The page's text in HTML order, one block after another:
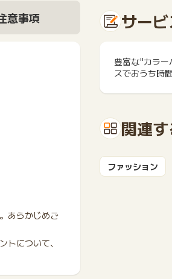
意事項
あらかじめご
トについて、
サー
豊富な"カラ
スでおうち時
関連
ファッション